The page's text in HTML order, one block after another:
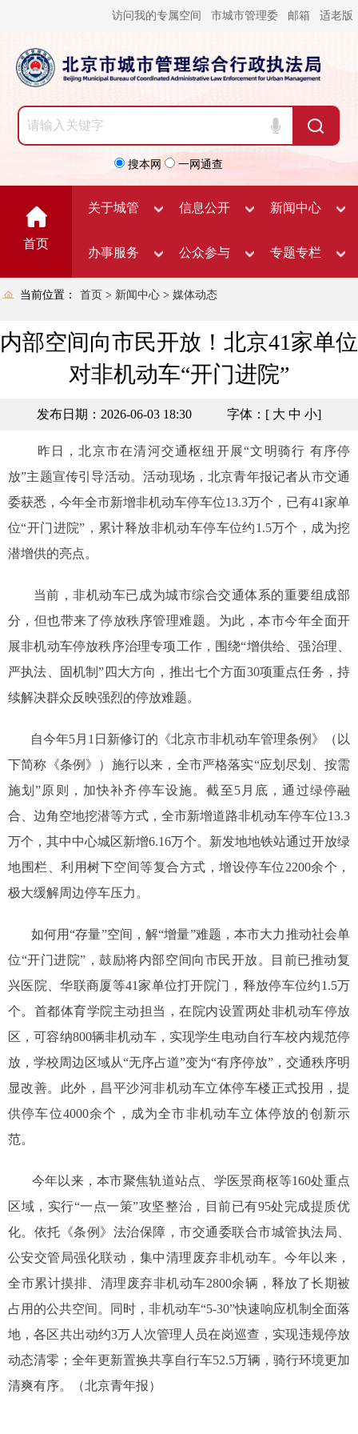
访问我的专属空间 市城市管理委 邮箱 适老版
搜本网 一网通查
首页
关于城管 信息公开 新闻中心
办事服务 公众参与 专题专栏
当前位置： 首页 > 新闻中心 > 媒体动态
内部空间向市民开放！北京41家单位
对非机动车“开门进院”
发布日期：2026-06-03 18:30 字体：[ 大 中 小]
昨日，北京市在清河交通枢纽开展“文明骑行 有序停
放”主题宣传引导活动。活动现场，北京青年报记者从市交通
委获悉，今年全市新增非机动车停车位13.3万个，已有41家单
位“开门进院”，累计释放非机动车停车位约1.5万个，成为挖
潜增供的亮点。
当前，非机动车已成为城市综合交通体系的重要组成部
分，但也带来了停放秩序管理难题。为此，本市今年全面开
展非机动车停放秩序治理专项工作，围绕“增供给、强治理、
严执法、固机制”四大方向，推出七个方面30项重点任务，持
续解决群众反映强烈的停放难题。
自今年5月1日新修订的《北京市非机动车管理条例》（以
下简称《条例》）施行以来，全市严格落实“应划尽划、按需
施划”原则，加快补齐停车设施。截至5月底，通过绿停融
合、边角空地挖潜等方式，全市新增道路非机动车停车位13.3
万个，其中中心城区新增6.16万个。新发地地铁站通过开放绿
地围栏、利用树下空间等复合方式，增设停车位2200余个，
极大缓解周边停车压力。
如何用“存量”空间，解“增量”难题，本市大力推动社会单
位“开门进院”，鼓励将内部空间向市民开放。目前已推动复
兴医院、华联商厦等41家单位打开院门，释放停车位约1.5万
个。首都体育学院主动担当，在院内设置两处非机动车停放
区，可容纳800辆非机动车，实现学生电动自行车校内规范停
放，学校周边区域从“无序占道”变为“有序停放”，交通秩序明
显改善。此外，昌平沙河非机动车立体停车楼正式投用，提
供停车位4000余个，成为全市非机动车立体停放的创新示
范。
今年以来，本市聚焦轨道站点、学医景商枢等160处重点
区域，实行“一点一策”攻坚整治，目前已有95处完成提质优
化。依托《条例》法治保障，市交通委联合市城管执法局、
公安交管局强化联动，集中清理废弃非机动车。今年以来，
全市累计摸排、清理废弃非机动车2800余辆，释放了长期被
占用的公共空间。同时，非机动车“5-30”快速响应机制全面落
地，各区共出动约3万人次管理人员在岗巡查，实现违规停放
动态清零；全年更新置换共享自行车52.5万辆，骑行环境更加
清爽有序。（北京青年报）